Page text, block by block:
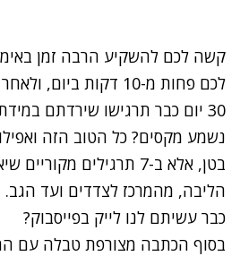
קשה לכם להשקיע הרבה זמן
לכם פחות מ-10 דקות
30 יום כבר תרגישו שירדתם
נשמע מקסים? כל הטוב הזה
בטן, אלא ב-7 תרגילים
הליבה, מהמרכז לצדדים ועד הגב.
כבר עשיתם לנו לייק בפייסבוק?
בסוף הכתבה מצורפת טבלה עם